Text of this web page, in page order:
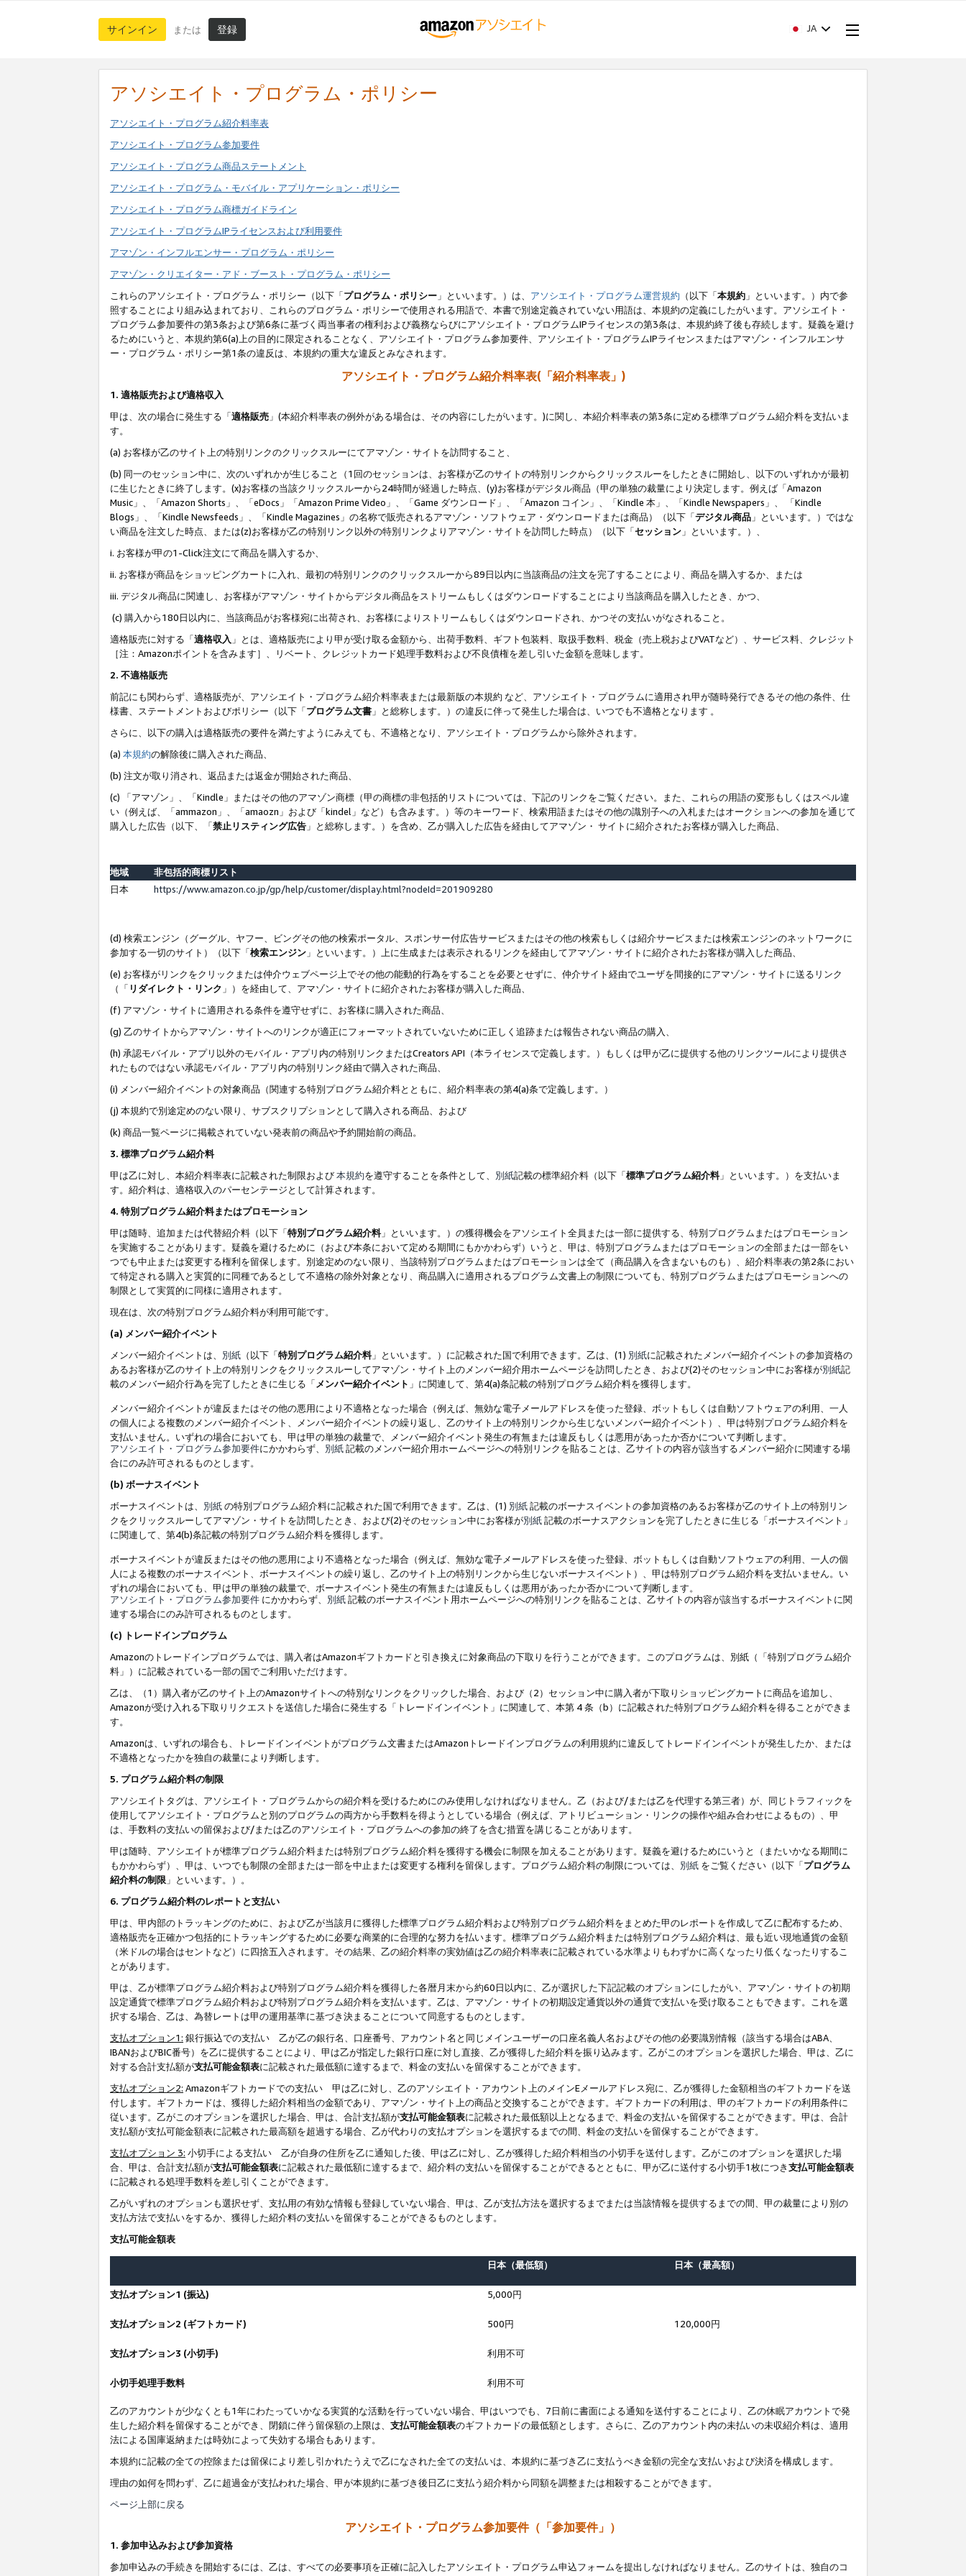
サインイン または 登録 JA
アソシエイト・プログラム・ポリシー
アソシエイト・プログラム紹介料率表
アソシエイト・プログラム参加要件
アソシエイト・プログラム商品ステートメント
アソシエイト・プログラム・モバイル・アプリケーション・ポリシー
アソシエイト・プログラム商標ガイドライン
アソシエイト・プログラムIPライセンスおよび利用要件
アマゾン・インフルエンサー・プログラム・ポリシー
アマゾン・クリエイター・アド・ブースト・プログラム・ポリシー
これらのアソシエイト・プログラム・ポリシー（以下「プログラム・ポリシー 」といいます。）は、 アソシエイト・プログラム運営規約 （以下「本規約 」といいます。）内で参
照することにより組み込まれており、これらのプログラム・ポリシーで使用される用語で、本書で別途定義されていない用語は、本規約の定義にしたがいます。アソシエイト・
プログラム参加要件の第3条および第6条に基づく両当事者の権利および義務ならびにアソシエイト・プログラムIPライセンスの第3条は、本規約終了後も存続します。疑義を避け
るためにいうと、本規約第6(a)上の目的に限定されることなく、アソシエイト・プログラム参加要件、アソシエイト・プログラムIPライセンスまたはアマゾン・インフルエンサ
ー・プログラム・ポリシー第1条の違反は、本規約の重大な違反とみなされます。
アソシエイト・プログラム紹介料率表(「紹介料率表」)
1. 適格販売および適格収入
甲は、次の場合に発生する「適格販売 」(本紹介料率表の例外がある場合は、その内容にしたがいます。)に関し、本紹介料率表の第3条に定める標準プログラム紹介料を支払いま
す。
(a) お客様が乙のサイト上の特別リンクのクリックスルーにてアマゾン・サイトを訪問すること、
(b) 同一のセッション中に、次のいずれかが生じること（1回のセッションは、お客様が乙のサイトの特別リンクからクリックスルーをしたときに開始し、以下のいずれかが最初
に生じたときに終了します。(x)お客様の当該クリックスルーから24時間が経過した時点、(y)お客様がデジタル商品（甲の単独の裁量により決定します。例えば「Amazon
Music」、「Amazon Shorts」、「eDocs」「Amazon Prime Video」、「Game ダウンロード」、「Amazon コイン」、「Kindle 本」、「Kindle Newspapers」、 「Kindle
Blogs」、「Kindle Newsfeeds」、「Kindle Magazines」の名称で販売されるアマゾン・ソフトウェア・ダウンロードまたは商品）（以下「デジタル商品 」といいます。）ではな
い商品を注文した時点、または(z)お客様が乙の特別リンク以外の特別リンクよりアマゾン・サイトを訪問した時点）（以下「セッション 」といいます。）、
i. お客様が甲の1-Click注文にて商品を購入するか、
ii. お客様が商品をショッピングカートに入れ、最初の特別リンクのクリックスルーから89日以内に当該商品の注文を完了することにより、商品を購入するか、または
iii. デジタル商品に関連し、お客様がアマゾン・サイトからデジタル商品をストリームもしくはダウンロードすることにより当該商品を購入したとき、かつ、
(c) 購入から180日以内に、当該商品がお客様宛に出荷され、お客様によりストリームもしくはダウンロードされ、かつその支払いがなされること。
適格販売に対する「適格収入 」とは、適格販売により甲が受け取る金額から、出荷手数料、ギフト包装料、取扱手数料、税金（売上税およびVATなど）、サービス料、クレジット
［注：Amazonポイントを含みます］、リベート、クレジットカード処理手数料および不良債権を差し引いた金額を意味します。
2. 不適格販売
前記にも関わらず、適格販売が、アソシエイト・プログラム紹介料率表または最新版の本規約 など、アソシエイト・プログラムに適用され甲が随時発行できるその他の条件、仕
様書、ステートメントおよびポリシー（以下「プログラム文書 」と総称します。）の違反に伴って発生した場合は、いつでも不適格となります 。
さらに、以下の購入は適格販売の要件を満たすようにみえても、不適格となり、アソシエイト・プログラムから除外されます。
(a) 本規約の解除後に購入された商品、
(b) 注文が取り消され、返品または返金が開始された商品、
(c) 「アマゾン」、「Kindle」またはその他のアマゾン商標（甲の商標の非包括的リストについては、下記のリンクをご覧ください。また、これらの用語の変形もしくはスペル違
い（例えば、「ammazon」、「amaozn」および「kindel」など）も含みます。）等のキーワード、検索用語またはその他の識別子への入札またはオークションへの参加を通じて
購入した広告（以下、「禁止リスティング広告 」と総称します。）を含め、乙が購入した広告を経由してアマゾン・ サイトに紹介されたお客様が購入した商品、
地域
非包括的商標リスト
日本
https://www.amazon.co.jp/gp/help/customer/display.html?nodeId=201909280
(d) 検索エンジン（グーグル、ヤフー、ビングその他の検索ポータル、スポンサー付広告サービスまたはその他の検索もしくは紹介サービスまたは検索エンジンのネットワークに
参加する一切のサイト）（以下「検索エンジン 」といいます。）上に生成または表示されるリンクを経由してアマゾン・サイトに紹介されたお客様が購入した商品、
(e) お客様がリンクをクリックまたは仲介ウェブページ上でその他の能動的行為をすることを必要とせずに、仲介サイト経由でユーザを間接的にアマゾン・サイトに送るリンク
（「 リダイレクト・リンク 」）を経由して、アマゾン・サイトに紹介されたお客様が購入した商品、
(f) アマゾン・サイトに適用される条件を遵守せずに、お客様に購入された商品、
(g) 乙のサイトからアマゾン・サイトへのリンクが適正にフォーマットされていないために正しく追跡または報告されない商品の購入、
(h) 承認モバイル・アプリ以外のモバイル・アプリ内の特別リンクまたはCreators API（本ライセンスで定義します。）もしくは甲が乙に提供する他のリンクツールにより提供さ
れたものではない承認モバイル・アプリ内の特別リンク経由で購入された商品、
(i) メンバー紹介イベントの対象商品（関連する特別プログラム紹介料とともに、紹介料率表の第4(a)条で定義します。）
(j) 本規約で別途定めのない限り、サブスクリプションとして購入される商品、および
(k) 商品一覧ページに掲載されていない発表前の商品や予約開始前の商品。
3. 標準プログラム紹介料
甲は乙に対し、本紹介料率表に記載された制限および本規約を遵守することを条件として、 別紙記載の標準紹介料（以下「標準プログラム紹介料」といいます。）を支払いま
す。紹介料は、適格収入のパーセンテージとして計算されます。
4. 特別プログラム紹介料またはプロモーション
甲は随時、追加または代替紹介料（以下「特別プログラム紹介料」といいます。）の獲得機会をアソシエイト全員または一部に提供する、特別プログラムまたはプロモーション
を実施することがあります。疑義を避けるために（および本条において定める期間にもかかわらず）いうと、甲は、特別プログラムまたはプロモーションの全部または一部をい
つでも中止または変更する権利を留保します。別途定めのない限り、当該特別プログラムまたはプロモーションは全て（商品購入を含まないものも）、紹介料率表の第2条におい
て特定される購入と実質的に同種であるとして不適格の除外対象となり、商品購入に適用されるプログラム文書上の制限についても、特別プログラムまたはプロモーションへの
制限として実質的に同様に適用されます。
現在は、次の特別プログラム紹介料が利用可能です。
(a) メンバー紹介イベント
メンバー紹介イベントは、 別紙 （以下「特別プログラム紹介料」といいます。）に記載された国で利用できます。乙は、(1) 別紙に記載されたメンバー紹介イベントの参加資格の
あるお客様が乙のサイト上の特別リンクをクリックスルーしてアマゾン・サイト上のメンバー紹介用ホームページを訪問したとき、および(2)そのセッション中にお客様が別紙記
載のメンバー紹介行為を完了したときに生じる「 メンバー紹介イベント 」に関連して、第4(a)条記載の特別プログラム紹介料を獲得します。
メンバー紹介イベントが違反またはその他の悪用により不適格となった場合（例えば、無効な電子メールアドレスを使った登録、ボットもしくは自動ソフトウェアの利用、一人
の個人による複数のメンバー紹介イベント、メンバー紹介イベントの繰り返し、乙のサイト上の特別リンクから生じないメンバー紹介イベント）、甲は特別プログラム紹介料を
支払いません。いずれの場合においても、甲は甲の単独の裁量で、メンバー紹介イベント発生の有無または違反もしくは悪用があったか否かについて判断します。
アソシエイト・プログラム参加要件にかかわらず、 別紙記載のメンバー紹介用ホームページへの特別リンクを貼ることは、乙サイトの内容が該当するメンバー紹介に関連する場
合にのみ許可されるものとします。
(b) ボーナスイベント
ボーナスイベントは、 別紙の特別プログラム紹介料に記載された国で利用できます。乙は、(1) 別紙記載のボーナスイベントの参加資格のあるお客様が乙のサイト上の特別リン
クをクリックスルーしてアマゾン・サイトを訪問したとき、および(2)そのセッション中にお客様が別紙記載のボーナスアクションを完了したときに生じる「ボーナスイベント」
に関連して、第4(b)条記載の特別プログラム紹介料を獲得します。
ボーナスイベントが違反またはその他の悪用により不適格となった場合（例えば、無効な電子メールアドレスを使った登録、ボットもしくは自動ソフトウェアの利用、一人の個
人による複数のボーナスイベント、ボーナスイベントの繰り返し、乙のサイト上の特別リンクから生じないボーナスイベント）、甲は特別プログラム紹介料を支払いません。い
ずれの場合においても、甲は甲の単独の裁量で、ボーナスイベント発生の有無または違反もしくは悪用があったか否かについて判断します。
アソシエイト・プログラム参加要件 にかかわらず、 別紙記載のボーナスイベント用ホームページへの特別リンクを貼ることは、乙サイトの内容が該当するボーナスイベントに関
連する場合にのみ許可されるものとします。
(c) トレードインプログラム
Amazonのトレードインプログラムでは、購入者はAmazonギフトカードと引き換えに対象商品の下取りを行うことができます。このプログラムは、別紙（「特別プログラム紹介
料」）に記載されている一部の国でご利用いただけます。
乙は、（1）購入者が乙のサイト上のAmazonサイトへの特別なリンクをクリックした場合、および（2）セッション中に購入者が下取りショッピングカートに商品を追加し、
Amazonが受け入れる下取りリクエストを送信した場合に発生する「トレードインイベント」に関連して、本第 4 条（b）に記載された特別プログラム紹介料を得ることができま
す。
Amazonは、いずれの場合も、トレードインイベントがプログラム文書またはAmazonトレードインプログラムの利用規約に違反してトレードインイベントが発生したか、または
不適格となったかを独自の裁量により判断します。
5. プログラム紹介料の制限
アソシエイトタグは、アソシエイト・プログラムからの紹介料を受けるためにのみ使用しなければなりません。乙（および/または乙を代理する第三者）が、同じトラフィックを
使用してアソシエイト・プログラムと別のプログラムの両方から手数料を得ようとしている場合（例えば、アトリビューション・リンクの操作や組み合わせによるもの）、甲
は、手数料の支払いの留保および/または乙のアソシエイト・プログラムへの参加の終了を含む措置を講じることがあります。
甲は随時、アソシエイトが標準プログラム紹介料または特別プログラム紹介料を獲得する機会に制限を加えることがあります。疑義を避けるためにいうと（またいかなる期間に
もかかわらず）、甲は、いつでも制限の全部または一部を中止または変更する権利を留保します。プログラム紹介料の制限については、 別紙 をご覧ください（以下「プログラム
紹介料の制限 」といいます。）。
6. プログラム紹介料のレポートと支払い
甲は、甲内部のトラッキングのために、および乙が当該月に獲得した標準プログラム紹介料および特別プログラム紹介料をまとめた甲のレポートを作成して乙に配布するため、
適格販売を正確かつ包括的にトラッキングするために必要な商業的に合理的な努力を払います。標準プログラム紹介料または特別プログラム紹介料は、最も近い現地通貨の金額
（米ドルの場合はセントなど）に四捨五入されます。その結果、乙の紹介料率の実効値は乙の紹介料率表に記載されている水準よりもわずかに高くなったり低くなったりするこ
とがあります。
甲は、乙が標準プログラム紹介料および特別プログラム紹介料を獲得した各暦月末から約60日以内に、乙が選択した下記記載のオプションにしたがい、アマゾン・サイトの初期
設定通貨で標準プログラム紹介料および特別プログラム紹介料を支払います。乙は、アマゾン・サイトの初期設定通貨以外の通貨で支払いを受け取ることもできます。これを選
択する場合、乙は、為替レートは甲の運用基準に基づき決まることについて同意するものとします。
支払オプション1: 銀行振込での支払い 乙が乙の銀行名、口座番号、アカウント名と同じメインユーザーの口座名義人名およびその他の必要識別情報（該当する場合はABA、
IBANおよびBIC番号）を乙に提供することにより、甲は乙が指定した銀行口座に対し直接、乙が獲得した紹介料を振り込みます。乙がこのオプションを選択した場合、甲は、乙に
対する合計支払額が支払可能金額表に記載された最低額に達するまで、料金の支払いを留保することができます。
支払オプション2: Amazonギフトカードでの支払い 甲は乙に対し、乙のアソシエイト・アカウント上のメインEメールアドレス宛に、乙が獲得した金額相当のギフトカードを送
付します。ギフトカードは、獲得した紹介料相当の金額であり、アマゾン・サイト上の商品と交換することができます。ギフトカードの利用は、甲のギフトカードの利用条件に
従います。乙がこのオプションを選択した場合、甲は、合計支払額が支払可能金額表に記載された最低額以上となるまで、料金の支払いを留保することができます。甲は、合計
支払額が支払可能金額表に記載された最高額を超過する場合、乙が代わりの支払オプションを選択するまでの間、料金の支払いを留保することができます。
支払オプション 3: 小切手による支払い 乙が自身の住所を乙に通知した後、甲は乙に対し、乙が獲得した紹介料相当の小切手を送付します。乙がこのオプションを選択した場
合、甲は、合計支払額が支払可能金額表に記載された最低額に達するまで、紹介料の支払いを留保することができるとともに、甲が乙に送付する小切手1枚につき支払可能金額表
に記載される処理手数料を差し引くことができます。
乙がいずれのオプションも選択せず、支払用の有効な情報も登録していない場合、甲は、乙が支払方法を選択するまでまたは当該情報を提供するまでの間、甲の裁量により別の
支払方法で支払いをするか、獲得した紹介料の支払いを留保することができるものとします。
支払可能金額表
日本（最低額） 日本（最高額）
支払オプション1 (振込) 5,000円
支払オプション2 (ギフトカード) 500円 120,000円
支払オプション3 (小切手) 利用不可
小切手処理手数料 利用不可
乙のアカウントが少なくとも1年にわたっていかなる実質的な活動を行っていない場合、甲はいつでも、7日前に書面による通知を送付することにより、乙の休眠アカウントで発
生した紹介料を留保することができ、閉鎖に伴う留保額の上限は、 支払可能金額表のギフトカードの最低額とします。さらに、乙のアカウント内の未払いの未収紹介料は、適用
法による国庫返納または時効によって失効する場合もあります。
本規約に記載の全ての控除または留保により差し引かれたうえで乙になされた全ての支払いは、本規約に基づき乙に支払うべき金額の完全な支払いおよび決済を構成します。
理由の如何を問わず、乙に超過金が支払われた場合、甲が本規約に基づき後日乙に支払う紹介料から同額を調整または相殺することができます。
ページ上部に戻る
アソシエイト・プログラム参加要件（「参加要件」）
1. 参加申込みおよび参加資格
参加申込みの手続きを開始するには、乙は、すべての必要事項を正確に記入したアソシエイト・プログラム申込フォームを提出しなければなりません。乙のサイトは、独自のコ